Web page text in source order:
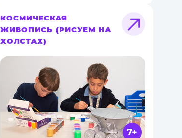
КОСМИЧЕСКАЯ
ЖИВОПИСЬ (РИСУЕМ НА
ХОЛСТАХ)
7+